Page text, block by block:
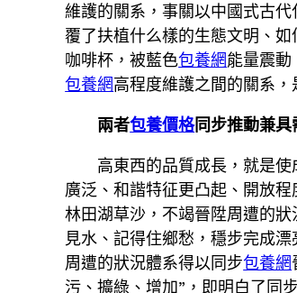
維護的關系，事關以中國式古
覆了扶植什么樣的生態文明、
咖啡杯，被藍色包養網能量震動
包養網高程度維護之間的關系
兩者包養價格同步推動兼具
高東西的品質成長，就是
廣泛、和諧特征更凸起、開放
林田湖草沙，不竭晉陞周遭的
見水、記得住鄉愁，穩步完成
周遭的狀況體系得以同步包養網
污、擴綠、增加”，即明白了同